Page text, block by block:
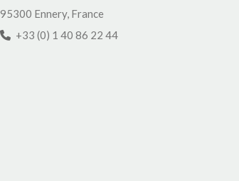
95300 Ennery, France
+33 (0) 1 40 86 22 44